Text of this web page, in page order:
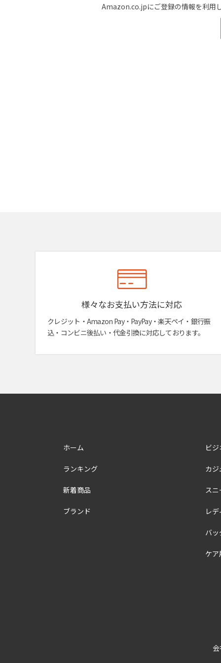
Amazon.co.jpにご登録の情報を利用
様々なお支払い方法に対応
クレジット・Amazon Pay・PayPay・楽天ペイ・銀行振
込・コンビニ後払い・代金引換に対応しております。
ホーム
ランキング
新着商品
ブランド
ビ
カジ
ス
レ
バッ
ケ